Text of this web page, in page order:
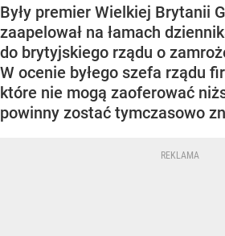
Były premier Wielkiej Brytanii
zaapelował na łamach
do brytyjskiego rządu o
W ocenie byłego szefa rządu
które nie mogą zaoferować
powinny zostać tymczasowo